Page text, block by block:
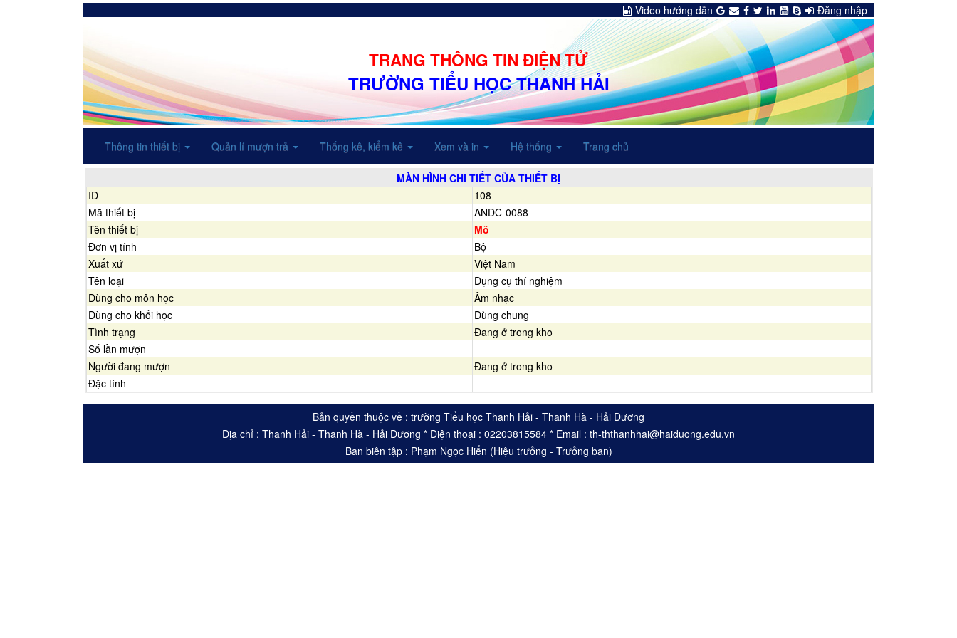
Video hướng dẫn Đăng nhập
TRANG THÔNG TIN ĐIỆN TỬ
TRƯỜNG TIỂU HỌC THANH HẢI
Thông tin thiết bị Quản lí mượn trả Thống kê, kiểm kê Xem và in Hệ thống Trang chủ
MÀN HÌNH CHI TIẾT CỦA THIẾT BỊ
ID
108
Mã thiết bị
ANDC-0088
Tên thiết bị
Mõ
Đơn vị tính
Bộ
Xuất xứ
Việt Nam
Tên loại
Dụng cụ thí nghiệm
Dùng cho môn học
Âm nhạc
Dùng cho khối học
Dùng chung
Tình trạng
Đang ở trong kho
Số lần mượn
Người đang mượn
Đang ở trong kho
Đặc tính
Bản quyền thuộc về : trường Tiểu học Thanh Hải - Thanh Hà - Hải Dương
Địa chỉ : Thanh Hải - Thanh Hà - Hải Dương * Điện thoại : 02203815584 * Email : th-ththanhhai@haiduong.edu.vn
Ban biên tập : Phạm Ngọc Hiển (Hiệu trưởng - Trưởng ban)